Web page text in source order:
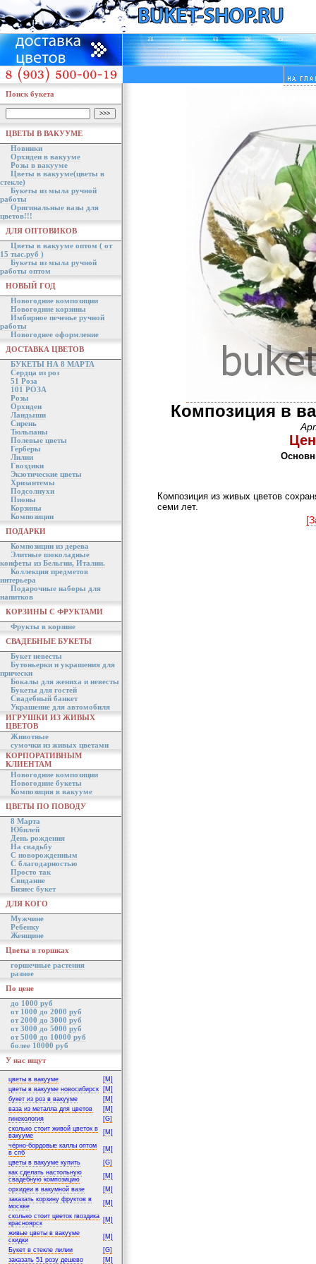
Поиск букета
ЦВЕТЫ В ВАКУУМЕ
Новинки
Орхидеи в вакууме
Розы в вакууме
Цветы в вакууме(цветы в
стекле)
Букеты из мыла ручной
работы
Оригинальные вазы для
цветов!!!
ДЛЯ ОПТОВИКОВ
Цветы в вакууме оптом ( от
15 тыс.руб )
Букеты из мыла ручной
работы оптом
НОВЫЙ ГОД
Новогодние композиции
Новогодние корзины
Имбирное печенье ручной
работы
Новогоднее оформление
ДОСТАВКА ЦВЕТОВ
БУКЕТЫ НА 8 МАРТА
Сердца из роз
51 Роза
101 РОЗА
Розы
Орхидеи
Ландыши
Сирень
Тюльпаны
Полевые цветы
Герберы
Лилии
Гвоздики
Экзотические цветы
Хризантемы
Подсолнухи
Пионы
Корзины
Композиции
ПОДАРКИ
Композиции из дерева
Элитные шоколадные
конфеты из Бельгии, Италии.
Коллекция предметов
интерьера
Подарочные наборы для
напитков
КОРЗИНЫ С ФРУКТАМИ
Фрукты в корзине
СВАДЕБНЫЕ БУКЕТЫ
Букет невесты
Бутоньерки и украшения для
прически
Бокалы для жениха и невесты
Букеты для гостей
Свадебный банкет
Украшение для автомобиля
ИГРУШКИ ИЗ ЖИВЫХ
ЦВЕТОВ
Животные
сумочки из живых цветами
КОРПОРАТИВНЫМ
КЛИЕНТАМ
Новогодние композиции
Новогодние букеты
Композиция в вакууме
ЦВЕТЫ ПО ПОВОДУ
8 Марта
Юбилей
День рождения
На свадьбу
С новорожденным
С благодарностью
Просто так
Свидание
Бизнес букет
ДЛЯ КОГО
Мужчине
Ребенку
Женщине
Цветы в горшках
горшечные растения
разное
По цене
до 1000 руб
от 1000 до 2000 руб
от 2000 до 3000 руб
от 3000 до 5000 руб
от 5000 до 10000 руб
более 10000 руб
У нас ищут
цветы в вакууме
[M]
цветы в вакууме новосибирск
[M]
букет из роз в вакууме
[M]
ваза из металла для цветов
[M]
гинекология
[G]
сколько стоит живой цветок в
вакууме
[M]
чёрно-бордовые каллы оптом
в спб
[M]
цветы в вакууме купить
[G]
как сделать настольную
свадебную композицию
[M]
орхидеи в вакумной вазе
[M]
заказать корзину фруктов в
москве
[M]
сколько стоит цветок гвоздика
красноярск
[M]
живые цветы в вакууме
скидки
[M]
Букет в стекле лилии
[G]
заказать 51 розу дешево
[M]
Композиция в
Композиция из живых цветов
семи лет.